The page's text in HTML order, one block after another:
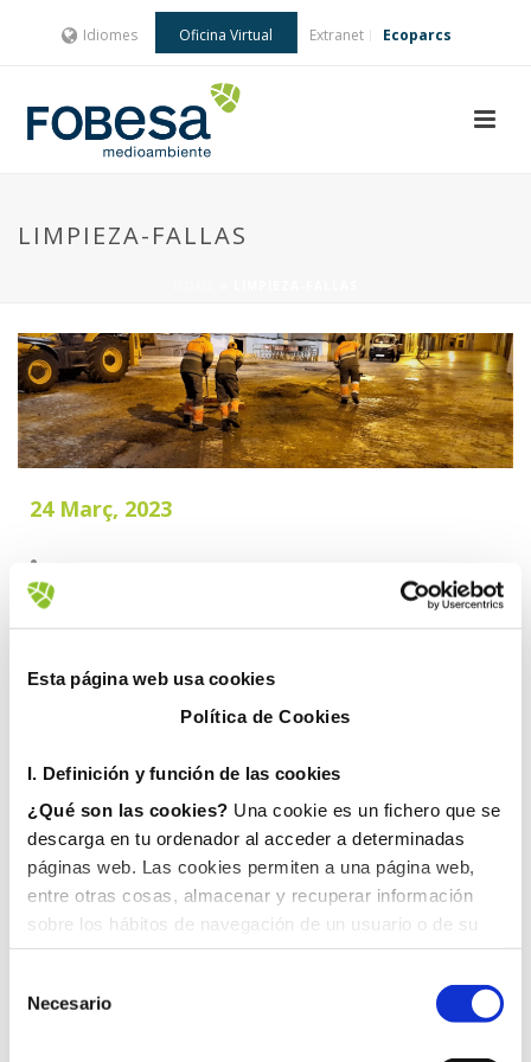
Esta página web usa cookies
Política de Cookies
I. Definición y función de las cookies
¿Qué son las cookies? Una cookie es un fichero que se
descarga en tu ordenador al acceder a determinadas
páginas web. Las cookies permiten a una página web,
entre otras cosas, almacenar y recuperar información
sobre los hábitos de navegación de un usuario o de su
equipo y, dependiendo de la información que contengan y
de la forma en que utilice su equipo, pueden utilizarse
para reconocer al usuario.
Necesario
Idiomes Oficina Virtual Extranet Ecoparcs
LIMPIEZA-FALLAS
24 Març, 2023